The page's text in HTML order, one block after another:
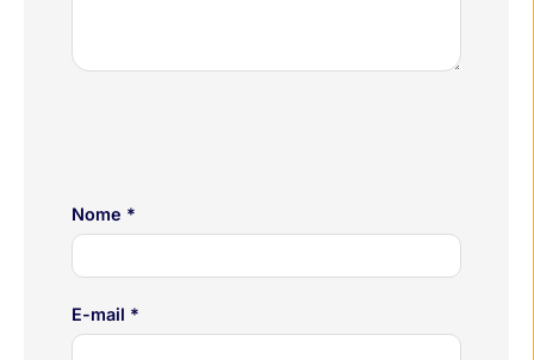
Nome *
E-mail *